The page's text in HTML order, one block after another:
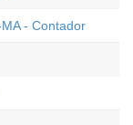
- Contador